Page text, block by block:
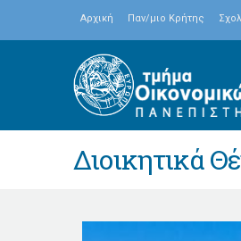
Αρχική Παν/μιο Κρήτης
Διοικητικά